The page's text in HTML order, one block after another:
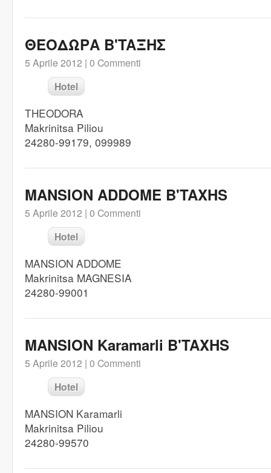
ΘΕΟΔΩΡΑ B'TAΞHΣ
5 Aprile 2012 | 0 Commenti
Hotel
THEODORA
Makrinitsa Piliou
24280-99179, 099989
MANSION ADDOME B'TAXHS
5 Aprile 2012 | 0 Commenti
Hotel
MANSION ADDOME
Makrinitsa MAGNESIA
24280-99001
MANSION Karamarli B'TAXHS
5 Aprile 2012 | 0 Commenti
Hotel
MANSION Karamarli
Makrinitsa Piliou
24280-99570